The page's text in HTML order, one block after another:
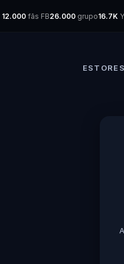
12.000 fãs FB26.000 grupo16.7K